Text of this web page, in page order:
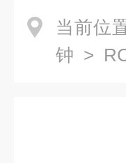
当前位
钟 >